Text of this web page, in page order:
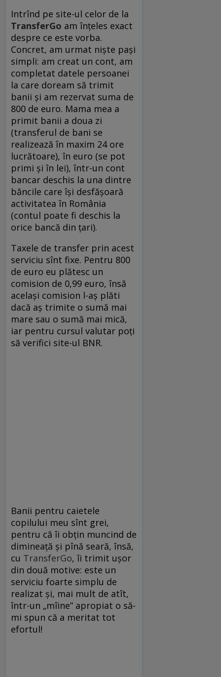
Intrînd pe site-ul celor de la
TransferGo am înțeles exact
despre ce este vorba.
Concret, am urmat niște pași
simpli: am creat un cont, am
completat datele persoanei
la care doream să trimit
banii și am rezervat suma de
800 de euro. Mama mea a
primit banii a doua zi
(transferul de bani se
realizează în maxim 24 ore
lucrătoare), în euro (se pot
primi și în lei), într-un cont
bancar deschis la una dintre
băncile care își desfășoară
activitatea în România
(contul poate fi deschis la
orice bancă din țari).
Taxele de transfer prin acest
serviciu sînt fixe. Pentru 800
de euro eu plătesc un
comision de 0,99 euro, însă
același comision l-aș plăti
dacă aș trimite o sumă mai
mare sau o sumă mai mică,
iar pentru cursul valutar poți
să verifici site-ul BNR.
Banii pentru caietele
copilului meu sînt grei,
pentru că îi obțin muncind de
dimineață și pînă seară, însă,
cu TransferGo, îi trimit ușor
din două motive: este un
serviciu foarte simplu de
realizat și, mai mult de atît,
într-un „mîine” apropiat o să-
mi spun că a meritat tot
efortul!